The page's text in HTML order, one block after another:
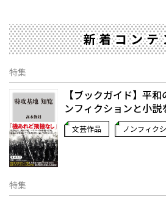
新着コン
特集
【ブックガイド】平和
ンフィクションと小
文芸作品 ノンフィク
特集